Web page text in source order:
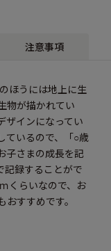
注意事項
ほうには地上に生
物が描かれてい
ザインになってい
ているので、「○歳
子さまの成長を記
記録することがで
くらいなので、お
すすめです。